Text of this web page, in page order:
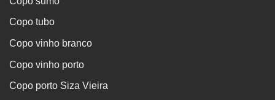
Copo tubo
Copo vinho branco
Copo vinho porto
Copo porto Siza Vieira